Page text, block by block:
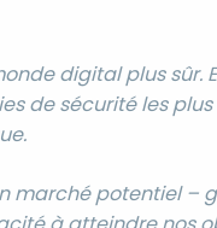
digital plus sûr.
de sécurité les
marché potentiel